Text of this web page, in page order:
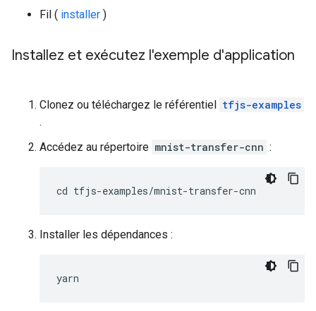
Fil ( installer )
Installez et exécutez l'exemple d'application
Clonez ou téléchargez le référentiel tfjs-examples
.
Accédez au répertoire mnist-transfer-cnn :
Installer les dépendances :
yarn